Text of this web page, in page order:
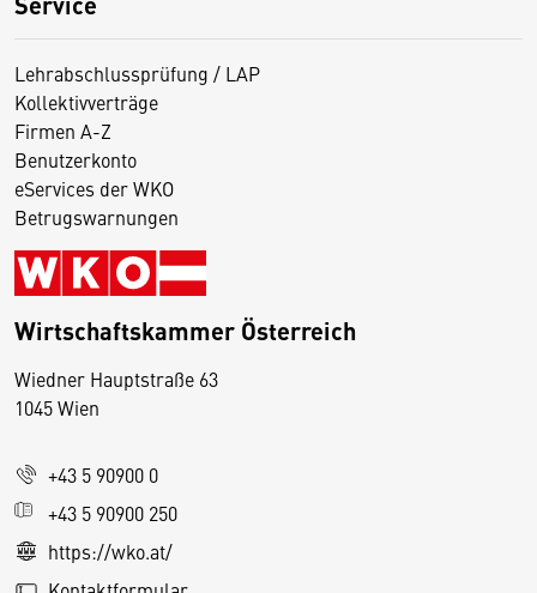
Lehrabschlussprüfung / LAP
Kollektivverträge
Firmen A-Z
Benutzerkonto
eServices der WKO
Betrugswarnungen
Wirtschaftskammer Österreich
Wiedner Hauptstraße 63
1045 Wien
+43 5 90900 0
+43 5 90900 250
https://wko.at/
D
s
e
S
e